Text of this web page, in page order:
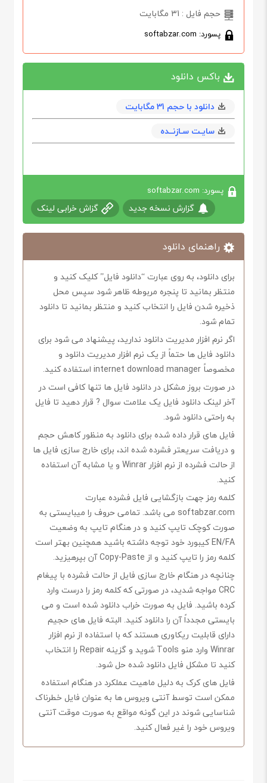
حجم فایل : 31 مگابایت
پسورد: softabzar.com
باکس دانلود
دانلود با حجم 31 مگابايت
سایـت سـازنــده
پسورد: softabzar.com
گزارش نسخه جدید گزاش خرابی لینک
راهنمای دانلود
برای دانلود، به روی عبارت “دانلود فایل” کلیک کنید و
منتظر بمانید تا پنجره مربوطه ظاهر شود سپس محل
ذخیره شدن فایل را انتخاب کنید و منتظر بمانید تا دانلود
تمام شود.
اگر نرم افزار مدیریت دانلود ندارید، پیشنهاد می شود برای
دانلود فایل ها حتماً از یک نرم افزار مدیریت دانلود و
مخصوصاً internet download manager استفاده کنید.
در صورت بروز مشکل در دانلود فایل ها تنها کافی است در
آخر لینک دانلود فایل یک علامت سوال ? قرار دهید تا فایل
به راحتی دانلود شود.
فایل های قرار داده شده برای دانلود به منظور کاهش حجم
و دریافت سریعتر فشرده شده اند، برای خارج سازی فایل ها
از حالت فشرده از نرم افزار Winrar و یا مشابه آن استفاده
کنید.
کلمه رمز جهت بازگشایی فایل فشرده عبارت
softabzar.com می باشد. تمامی حروف را میبایستی به
صورت کوچک تایپ کنید و در هنگام تایپ به وضعیت
EN/FA کیبورد خود توجه داشته باشید همچنین بهتر است
کلمه رمز را تایپ کنید و از Copy-Paste آن بپرهیزید.
چنانچه در هنگام خارج سازی فایل از حالت فشرده با پیغام
CRC مواجه شدید، در صورتی که کلمه رمز را درست وارد
کرده باشید. فایل به صورت خراب دانلود شده است و می
بایستی مجدداً آن را دانلود کنید. البته فایل های حجیم
دارای قابلیت ریکاوری هستند که با استفاده از نرم افزار
Winrar وارد منو Tools شوید و گزینه Repair را انتخاب
کنید تا مشکل فایل دانلود شده حل شود.
فایل های کرک به دلیل ماهیت عملکرد در هنگام استفاده
ممکن است توسط آنتی ویروس ها به عنوان فایل خطرناک
شناسایی شوند در این گونه مواقع به صورت موقت آنتی
ویروس خود را غیر فعال کنید.